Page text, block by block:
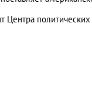
политических